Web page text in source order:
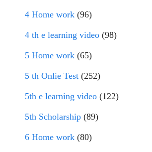
4 Home work (96)
4 th e learning video (98)
5 Home work (65)
5 th Onlie Test (252)
5th e learning video (122)
5th Scholarship (89)
6 Home work (80)